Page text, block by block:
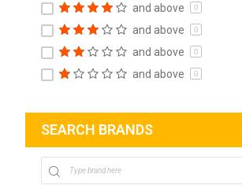
and above 0
and above 0
and above 0
and above 0
SEARCH BRANDS